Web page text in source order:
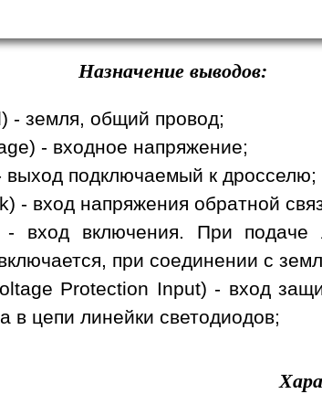
Назначение выводов:
- земля, общий провод;
- входное напряжение;
выход подключаемый к дросселю;
- вход напряжения обратной
- вход включения. При подаче
при соединении с
Protection Input) - вход
цепи линейки светодиодов;